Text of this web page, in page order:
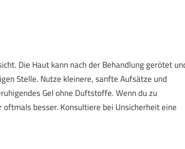
Die Haut kann nach der Behandlung gerötet
Stelle. Nutze kleinere, sanfte Aufsätze und
Gel ohne Duftstoffe. Wenn du zu
besser. Konsultiere bei Unsicherheit eine